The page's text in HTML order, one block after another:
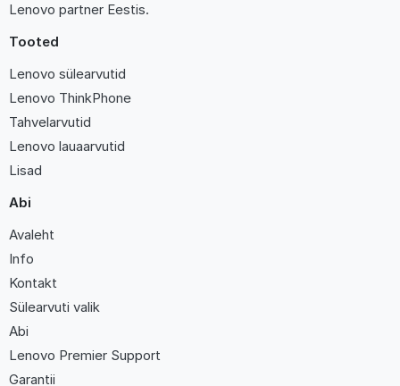
Lenovo partner Eestis.
Tooted
Lenovo sülearvutid
Lenovo ThinkPhone
Tahvelarvutid
Lenovo lauaarvutid
Lisad
Abi
Avaleht
Info
Kontakt
Sülearvuti valik
Abi
Lenovo Premier Support
Garantii